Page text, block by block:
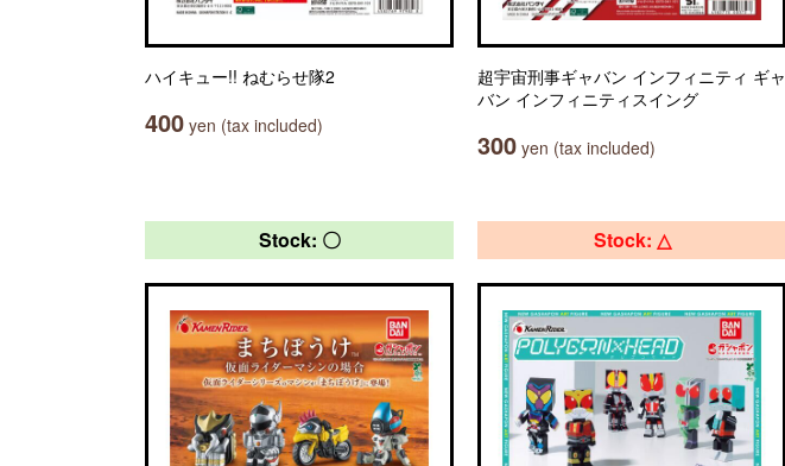
ハイキュー!! ねむらせ隊2
400 yen (tax included)
超宇宙刑事ギャバン インフィニティ ギャ
バン インフィニティスイング
300 yen (tax included)
Stock: 〇 Stock: △